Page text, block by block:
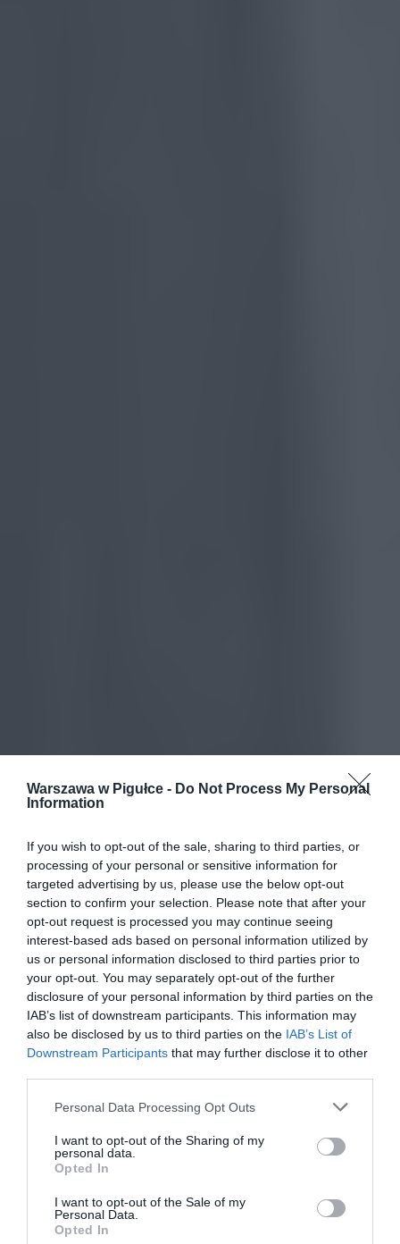
Warszawa w Pigułce - Do Not Process My Personal
Information
If you wish to opt-out of the sale, sharing to third parties, or
processing of your personal or sensitive information for
targeted advertising by us, please use the below opt-out
section to confirm your selection. Please note that after your
opt-out request is processed you may continue seeing
interest-based ads based on personal information utilized by
us or personal information disclosed to third parties prior to
your opt-out. You may separately opt-out of the further
disclosure of your personal information by third parties on the
IAB’s list of downstream participants. This information may
also be disclosed by us to third parties on the IAB’s List of
Downstream Participants that may further disclose it to other
Personal Data Processing Opt Outs
I want to opt-out of the Sharing of my
personal data.
Opted In
I want to opt-out of the Sale of my
Personal Data.
Opted In